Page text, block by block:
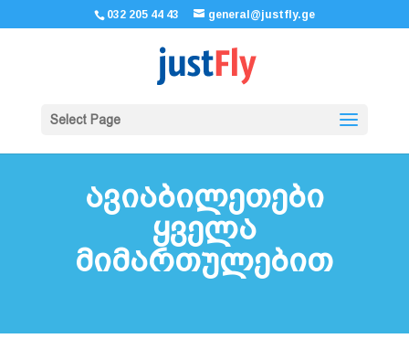
032 205 44 43 general@justfly.ge
Select Page
ავიაბილეთები
ყველა
მიმართულებით